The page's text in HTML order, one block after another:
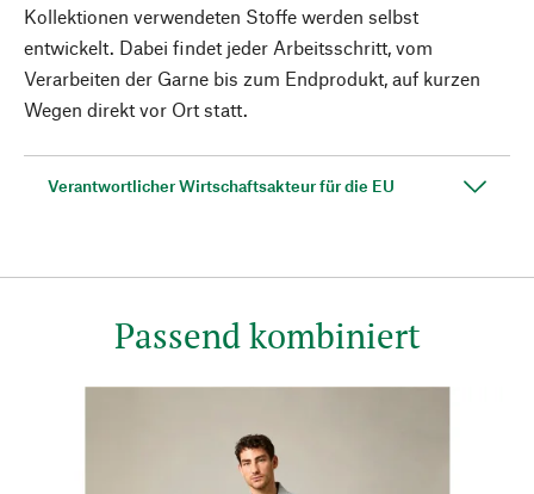
Kollektionen verwendeten Stoffe werden selbst
entwickelt. Dabei findet jeder Arbeitsschritt, vom
Verarbeiten der Garne bis zum Endprodukt, auf kurzen
Wegen direkt vor Ort statt.
Verantwortlicher Wirtschaftsakteur für die EU
Passend kombiniert